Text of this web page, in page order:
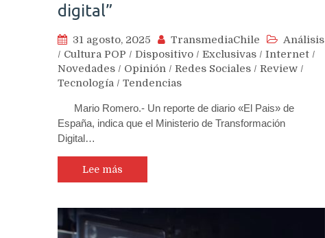
digital”
31 agosto, 2025 TransmediaChile
Análisis
/ Cultura POP / Dispositivo / Exclusivas / Internet /
Novedades / Opinión / Redes Sociales / Review /
Tecnología / Tendencias
Mario Romero.- Un reporte de diario «El Pais» de
España, indica que el Ministerio de Transformación
Digital…
Lee más